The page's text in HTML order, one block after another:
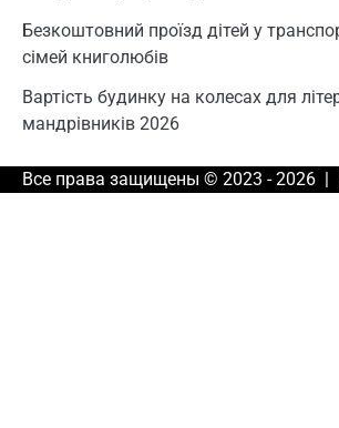
Безкоштовний проїзд дітей у
сімей книголюбів
Вартість будинку на колесах для
мандрівників 2026
Все права защищены © 2023 - 2026